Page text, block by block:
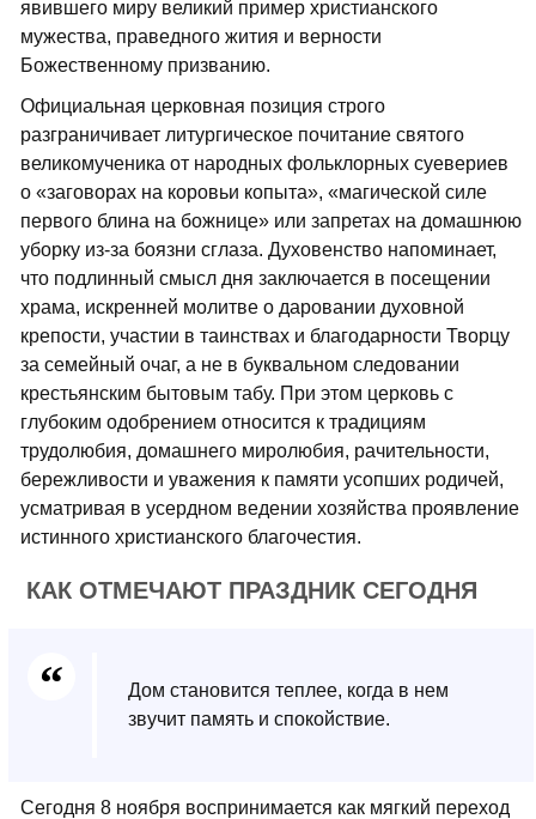
явившего миру великий пример христианского
мужества, праведного жития и верности
Божественному призванию.
Официальная церковная позиция строго
разграничивает литургическое почитание святого
великомученика от народных фольклорных суевериев
о «заговорах на коровьи копыта», «магической силе
первого блина на божнице» или запретах на домашнюю
уборку из-за боязни сглаза. Духовенство напоминает,
что подлинный смысл дня заключается в посещении
храма, искренней молитве о даровании духовной
крепости, участии в таинствах и благодарности Творцу
за семейный очаг, а не в буквальном следовании
крестьянским бытовым табу. При этом церковь с
глубоким одобрением относится к традициям
трудолюбия, домашнего миролюбия, рачительности,
бережливости и уважения к памяти усопших родичей,
усматривая в усердном ведении хозяйства проявление
истинного христианского благочестия.
КАК ОТМЕЧАЮТ ПРАЗДНИК СЕГОДНЯ
Дом становится теплее, когда в нем
звучит память и спокойствие.
Сегодня 8 ноября воспринимается как мягкий переход